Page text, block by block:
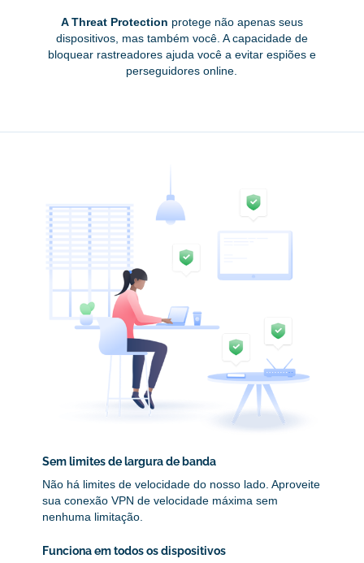
A Threat Protection protege não apenas seus
dispositivos, mas também você. A capacidade de
bloquear rastreadores ajuda você a evitar espiões e
perseguidores online.
Sem limites de largura de banda
Não há limites de velocidade do nosso lado. Aproveite
sua conexão VPN de velocidade máxima sem
nenhuma limitação.
Funciona em todos os dispositivos